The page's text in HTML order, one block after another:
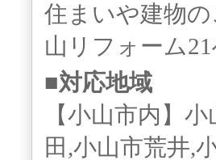
住まいや建物
山リフォーム
■対応地域
【小山市内】
田,小山市荒井,